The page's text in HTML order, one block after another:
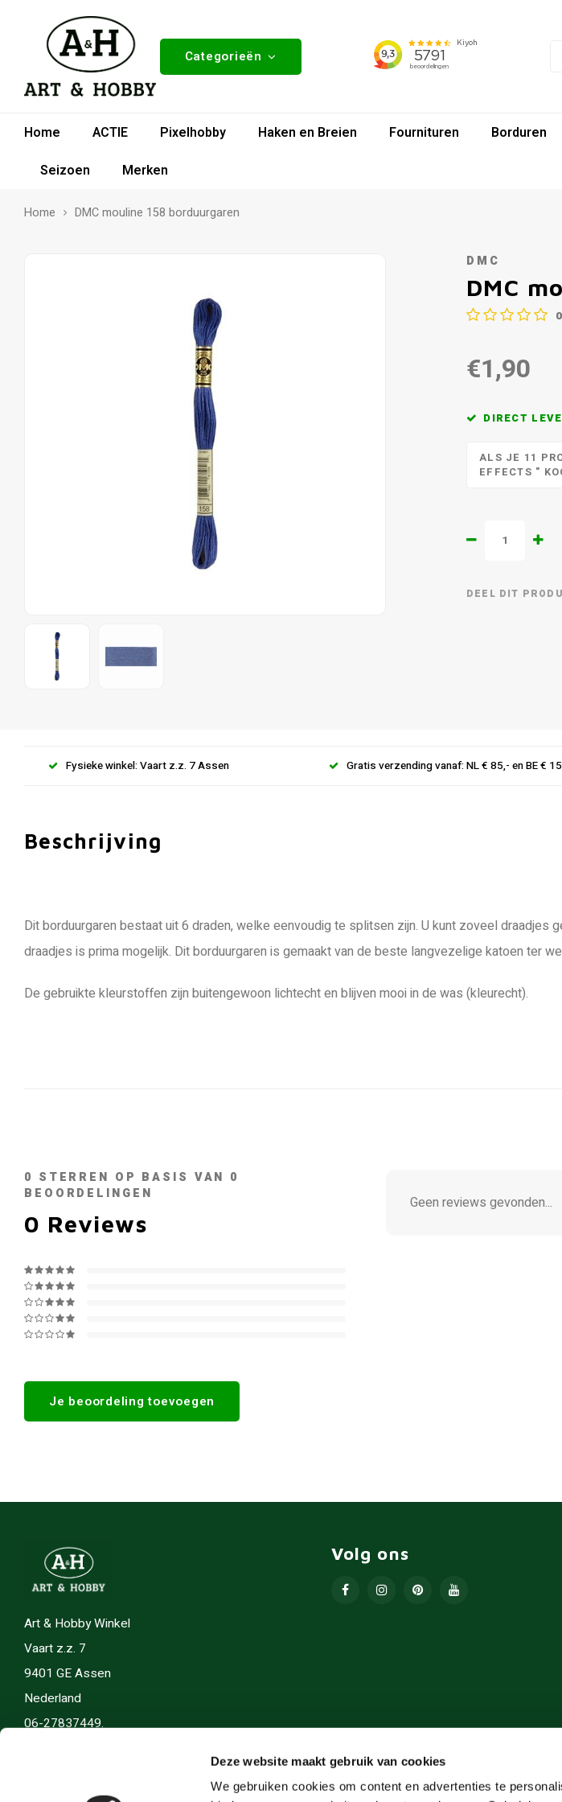
Deze website maakt gebruik van cookies
We gebruiken cookies om content en advertenties te
Categorieën
Home ACTIE Pixelhobby Haken en Breien Fournituren Borduren
Seizoen
Merken
Home DMC mouline 158 borduurgaren
DMC
DMC
0
€1,90
DIRECT
ALS JE 11
EFFECTS "
DEEL DIT
Fysieke winkel: Vaart z.z. 7 Assen Gratis verzending vanaf: NL € 85,- en BE €
Beschrijving
Dit borduurgaren bestaat uit 6 draden, welke eenvoudig te splitsen zijn. U kunt zoveel
draadjes is prima mogelijk. Dit borduurgaren is gemaakt van de beste langvezelige katoen ter
De gebruikte kleurstoffen zijn buitengewoon lichtecht en blijven mooi in de was (kleurecht).
0 STERREN OP BASIS VAN 0
BEOORDELINGEN
0 Reviews
Je beoordeling toevoegen
Geen reviews gevonden...
Art & Hobby Winkel
Vaart z.z. 7
9401 GE Assen
Nederland
06-27837449.
Volg ons